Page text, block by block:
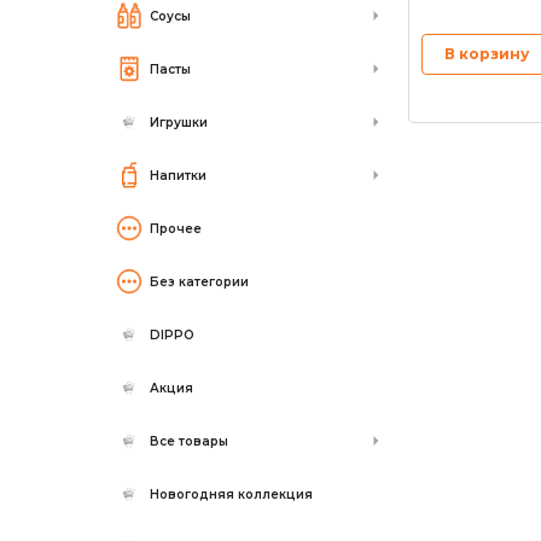
Соусы
Пасты
Игрушки
Напитки
Прочее
Без категории
DIPPO
Акция
Все товары
Новогодняя коллекция
В корзину